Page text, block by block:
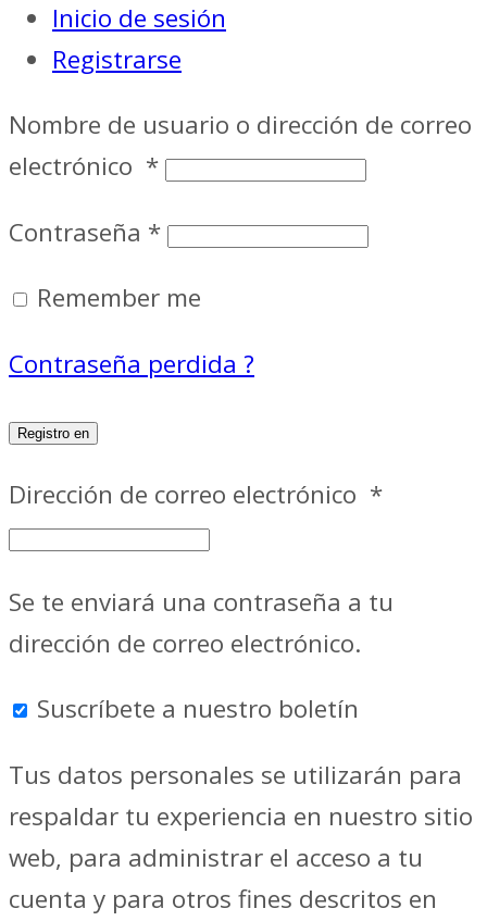
Inicio de sesión
Registrarse
Nombre de usuario o dirección de correo
electrónico *
Contraseña *
Remember me
Contraseña perdida ?
Registro en
Dirección de correo electrónico *
Se te enviará una contraseña a tu
dirección de correo electrónico.
Suscríbete a nuestro boletín
Tus datos personales se utilizarán para
respaldar tu experiencia en nuestro sitio
web, para administrar el acceso a tu
cuenta y para otros fines descritos en